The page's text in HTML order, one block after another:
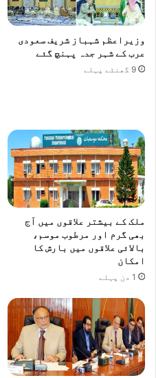
د
ر
ھ
ی
ت
ق
ر
ی
ب
ر
ا
ن
و
و
ک
و
و
چ
و
ش
ک
س
ت
د
ک
ر
ف
ا
وزیراعظم شہباز شریف سعودی
عرب کے شہر جدہ پہنچ گئے
9 گھنٹے پہلے
ملک کے بیشتر علاقوں میں آج
بھی گرم اور مرطوب موسم،
بالائی علاقوں میں بارش کا
امکان
1 دن پہلے